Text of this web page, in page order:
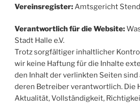
Vereinsregister: Amtsgericht
Verantwortlich für die Website:
Stadt Halle e.V.
Trotz sorgfältiger inhaltlicher
wir keine Haftung für die Inhalte
den Inhalt der verlinkten Seiten
deren Betreiber verantwortlich. Die
Aktualität, Vollständigkeit,